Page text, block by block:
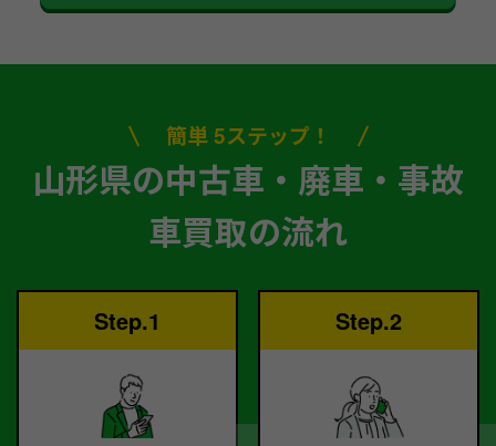
簡単 5ステップ！
山形県の中古車・廃車・事故
車買取の流れ
Step.1 Step.2